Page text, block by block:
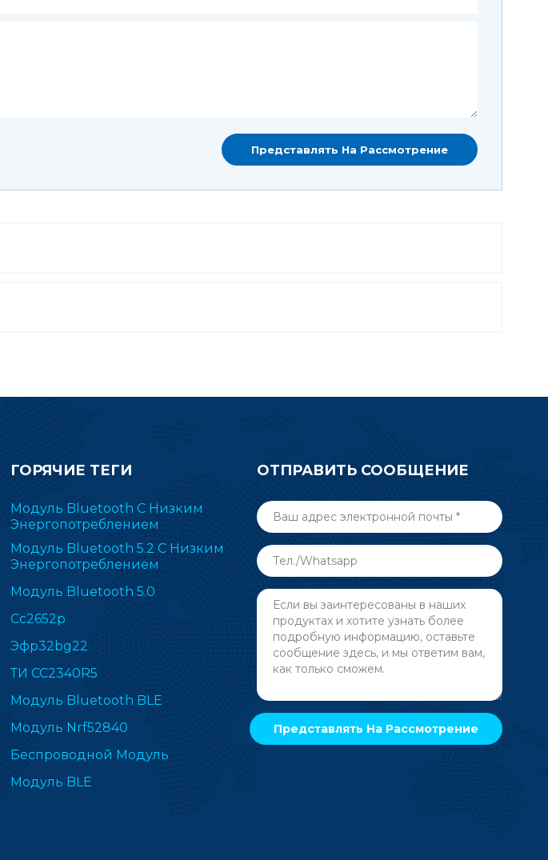
ГОРЯЧИЕ ТЕГИ
Модуль Bluetooth С Низким
Энергопотреблением
Модуль Bluetooth 5.2 С Низким
Энергопотреблением
Модуль Bluetooth 5.0
Cc2652p
Эфр32bg22
ТИ CC2340R5
Модуль Bluetooth BLE
Модуль Nrf52840
Беспроводной Модуль
Модуль BLE
ОТПРАВИТЬ СООБЩЕНИЕ